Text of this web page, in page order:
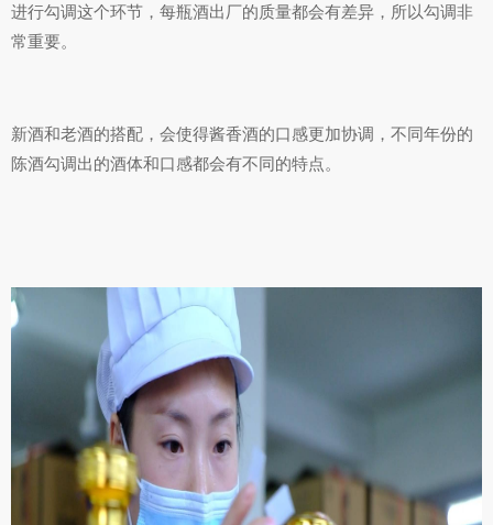
进行勾调这个环节，每瓶酒出厂的质量都会有差异，所以勾调非
常重要。
新酒和老酒的搭配，会使得酱香酒的口感更加协调，不同年份的
陈酒勾调出的酒体和口感都会有不同的特点。